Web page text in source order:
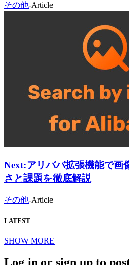
その他-Article
Next:アリババ拡張機能で画
さと課題を徹底解説
その他-Article
LATEST
SHOW MORE